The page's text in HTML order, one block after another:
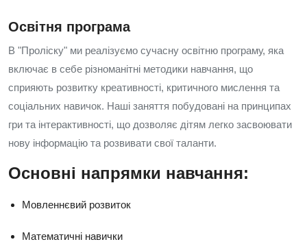
Освітня програма
В "Проліску" ми реалізуємо сучасну освітню програму, яка
включає в себе різноманітні методики навчання, що
сприяють розвитку креативності, критичного мислення та
соціальних навичок. Наші заняття побудовані на принципах
гри та інтерактивності, що дозволяє дітям легко засвоювати
нову інформацію та розвивати свої таланти.
Основні напрямки навчання:
Мовленнєвий розвиток
Математичні навички